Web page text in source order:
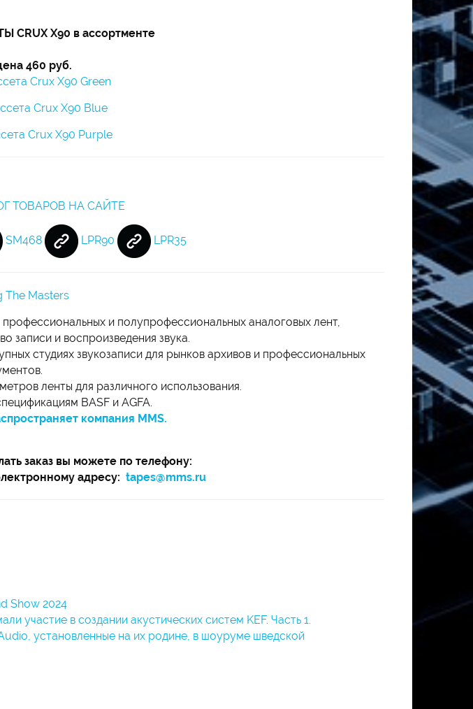
X90 в ассортменте
460 руб.
Crux X90 Green
Crux X90 Blue
Crux X90 Purple
ТОВАРОВ НА САЙТЕ
SM468 LPR90 LPR35
и полупрофессиональных аналоговых лент,
записи и воспроизведения звука.
студиях звукозаписи для рынков архивов и профессиональных
ленты для различного использования.
BASF и AGFA.
компания MMS.
заказ вы можете по телефону:
адресу: tapes@mms.ru
Show 2024
участие в создании акустических систем KEF. Часть 1.
установленные на их родине, в шоуруме шведской